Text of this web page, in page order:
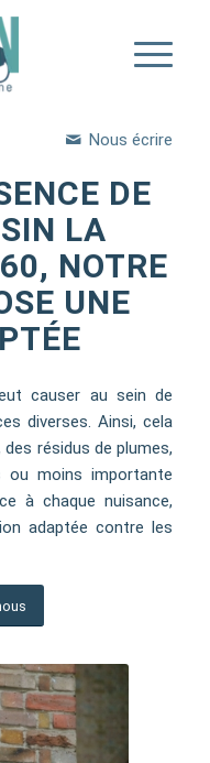
Nous écrire
DE
LA
NOTRE
UNE
causer au sein de
diverses. Ainsi, cela
résidus de plumes,
moins importante
à chaque nuisance,
adaptée contre les